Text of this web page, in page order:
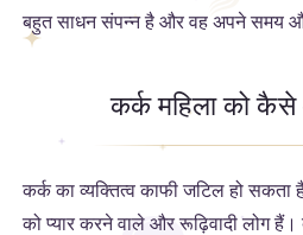
बहुत साधन संपन्न है और वह अपने समय
कर्क महिला को
कर्क का व्यक्तित्व काफी जटिल हो
को प्यार करने वाले और रूढ़िवादी लोग